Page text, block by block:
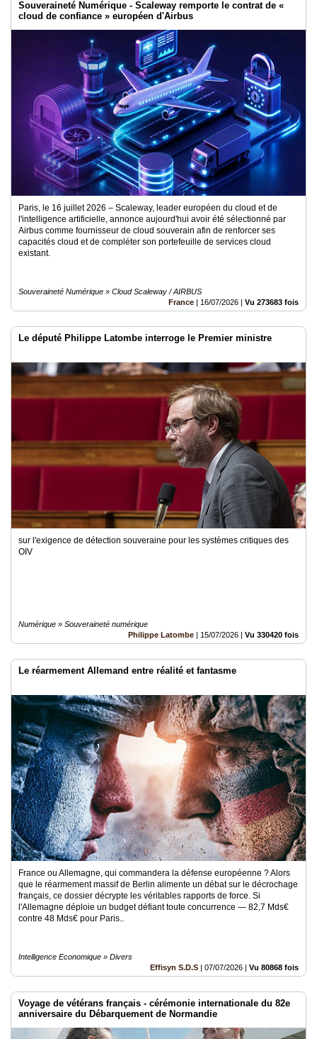
Souveraineté Numérique - Scaleway remporte le contrat de «
cloud de confiance » européen d'Airbus
Paris, le 16 juillet 2026 – Scaleway, leader européen du cloud et de
l'intelligence artificielle, annonce aujourd'hui avoir été sélectionné par
Airbus comme fournisseur de cloud souverain afin de renforcer ses
capacités cloud et de compléter son portefeuille de services cloud
existant.
Souveraineté Numérique » Cloud Scaleway / AIRBUS
France | 16/07/2026 | Vu 273683 fois
Le député Philippe Latombe interroge le Premier ministre
sur l'exigence de détection souveraine pour les systèmes critiques des
OIV
Numérique » Souveraineté numérique
Philippe Latombe | 15/07/2026 | Vu 330420 fois
Le réarmement Allemand entre réalité et fantasme
France ou Allemagne, qui commandera la défense européenne ? Alors
que le réarmement massif de Berlin alimente un débat sur le décrochage
français, ce dossier décrypte les véritables rapports de force. Si
l'Allemagne déploie un budget défiant toute concurrence — 82,7 Mds€
contre 48 Mds€ pour Paris..
Intelligence Economique » Divers
Effisyn S.D.S | 07/07/2026 | Vu 80868 fois
Voyage de vétérans français - cérémonie internationale du 82e
anniversaire du Débarquement de Normandie